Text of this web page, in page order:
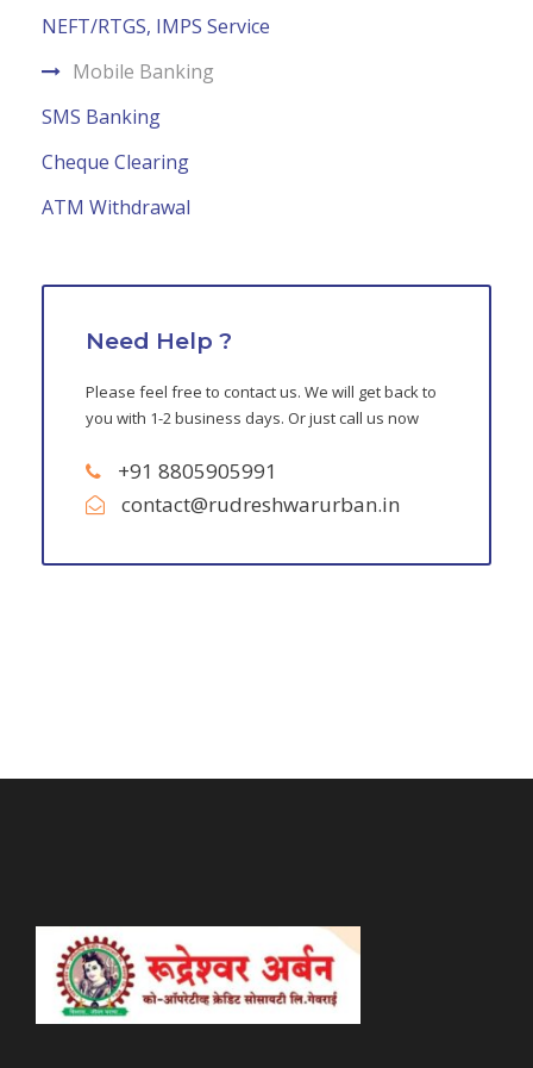
NEFT/RTGS, IMPS Service
Mobile Banking
SMS Banking
Cheque Clearing
ATM Withdrawal
Need Help ?
Please feel free to contact us. We will get back to
you with 1-2 business days. Or just call us now
+91 8805905991
contact@rudreshwarurban.in